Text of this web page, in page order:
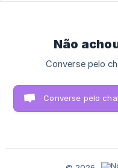
Não
Converse pelo
Converse pelo